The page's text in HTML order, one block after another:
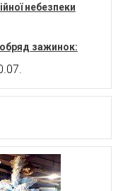
небезпеки
зажинок: